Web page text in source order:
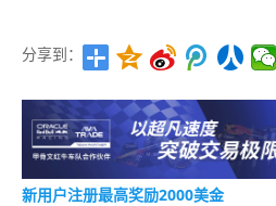
分享到：
新用户注册最高奖励2000美金